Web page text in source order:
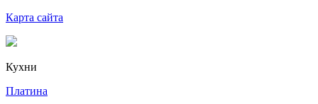
Карта сайта
Кухни
Платина